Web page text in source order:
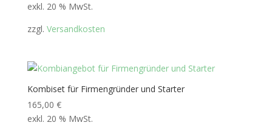
exkl. 20 % MwSt.
zzgl. Versandkosten
Kombiset für Firmengründer und Starter
165,00 €
exkl. 20 % MwSt.